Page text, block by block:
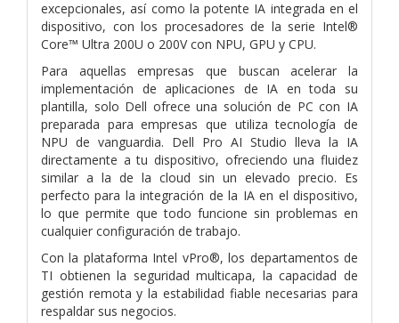
excepcionales, así como la potente IA integrada en el
dispositivo, con los procesadores de la serie Intel®
Core™ Ultra 200U o 200V con NPU, GPU y CPU.
Para aquellas empresas que buscan acelerar la
implementación de aplicaciones de IA en toda su
plantilla, solo Dell ofrece una solución de PC con IA
preparada para empresas que utiliza tecnología de
NPU de vanguardia. Dell Pro AI Studio lleva la IA
directamente a tu dispositivo, ofreciendo una fluidez
similar a la de la cloud sin un elevado precio. Es
perfecto para la integración de la IA en el dispositivo,
lo que permite que todo funcione sin problemas en
cualquier configuración de trabajo.
Con la plataforma Intel vPro®, los departamentos de
TI obtienen la seguridad multicapa, la capacidad de
gestión remota y la estabilidad fiable necesarias para
respaldar sus negocios.